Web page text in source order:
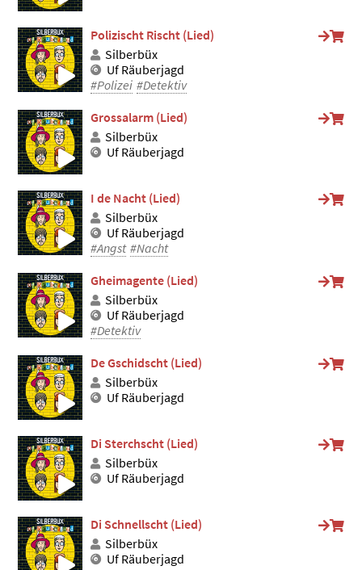
Polizischt Rischt (Lied)
Silberbüx
Uf Räuberjagd
#Polizei #Detektiv
Grossalarm (Lied)
Silberbüx
Uf Räuberjagd
I de Nacht (Lied)
Silberbüx
Uf Räuberjagd
#Angst #Nacht
Gheimagente (Lied)
Silberbüx
Uf Räuberjagd
#Detektiv
De Gschidscht (Lied)
Silberbüx
Uf Räuberjagd
Di Sterchscht (Lied)
Silberbüx
Uf Räuberjagd
Di Schnellscht (Lied)
Silberbüx
Uf Räuberjagd